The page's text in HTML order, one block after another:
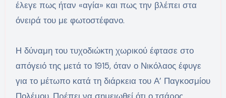
έλεγε πως ήταν «αγία» και πως την βλέπει στα
όνειρά του με φωτοστέφανο.
Η δύναμη του τυχοδιώκτη χωρικού έφτασε στο
απόγειό της μετά το 1915, όταν ο Νικόλαος έφυγε
για το μέτωπο κατά τη διάρκεια του Α’ Παγκοσμίου